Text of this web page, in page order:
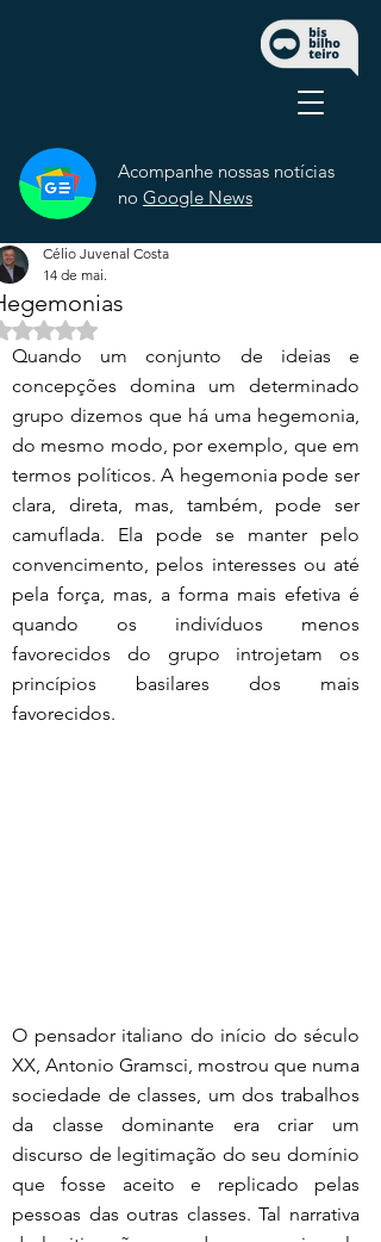
Acompanhe nossas notícias
no Google News
Célio Juvenal Costa
14 de mai.
Avaliado com NaN de 5 estrelas.
Quando um conjunto de ideias e
concepções domina um determinado
grupo dizemos que há uma hegemonia,
do mesmo modo, por exemplo, que em
termos políticos. A hegemonia pode ser
clara, direta, mas, também, pode ser
camuflada. Ela pode se manter pelo
convencimento, pelos interesses ou até
pela força, mas, a forma mais efetiva é
quando os indivíduos menos
favorecidos do grupo introjetam os
princípios basilares dos mais
favorecidos.
O pensador italiano do início do século
XX, Antonio Gramsci, mostrou que numa
sociedade de classes, um dos trabalhos
da classe dominante era criar um
discurso de legitimação do seu domínio
que fosse aceito e replicado pelas
pessoas das outras classes. Tal narrativa